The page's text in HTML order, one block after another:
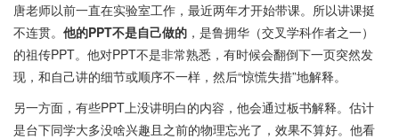
唐老师以前一直在实验室工作，最近两年才开始带课。所以讲课挺
不连贯。 他的PPT不是自己做的​ ，是鲁拥华（交叉学科作者之一）
的祖传PPT。他对PPT不是非常熟悉，有时候会翻倒下一页突然发
现，和自己讲的细节或顺序不一样，然后“惊慌失措”地解释。
另一方面，有些PPT上没讲明白的内容，他会通过板书解释。估计
是台下同学大多没啥兴趣且之前的物理忘光了，效果不算好。他看